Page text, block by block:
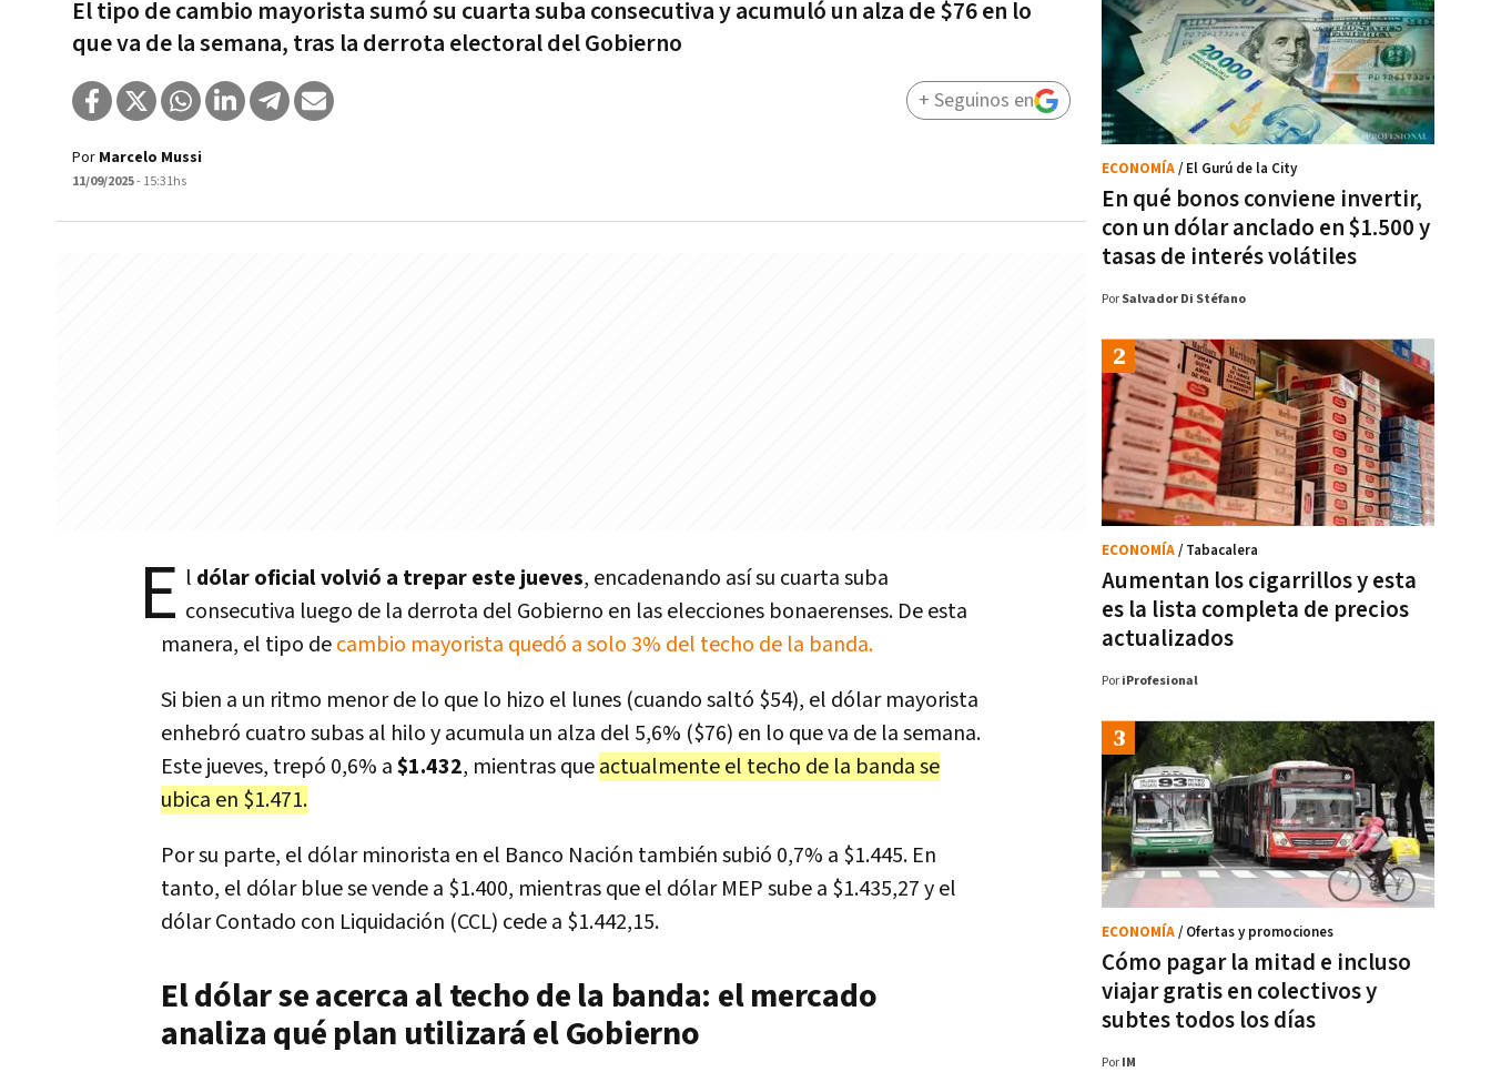
El tipo de cambio mayorista sumó su cuarta suba consecutiva y acumuló un alza de $76 en lo
que va de la semana, tras la derrota electoral del Gobierno
Por Marcelo Mussi
11/09/2025- 15:31hs
+ Seguinos en
E l dólar oficial volvió a trepar este jueves, encadenando así su cuarta suba
consecutiva luego de la derrota del Gobierno en las elecciones bonaerenses. De esta
manera, el tipo decambio mayorista quedó a solo 3% del techo de la banda.
Si bien a un ritmo menor de lo que lo hizo el lunes (cuando saltó $54), el dólar mayorista
enhebró cuatro subas al hilo y acumula un alza del 5,6% ($76) en lo que va de la semana.
Este jueves, trepó 0,6% a$1.432, mientras queactualmente el techo de la banda se
ubica en $1.471.
Por su parte, el dólar minorista en el Banco Nación también subió 0,7% a $1.445. En
tanto, el dólar blue se vende a $1.400, mientras que el dólar MEP sube a $1.435,27 y el
dólar Contado con Liquidación (CCL) cede a $1.442,15.
El dólar se acerca al techo de la banda: el mercado
analiza qué plan utilizará el Gobierno
En qué bonos conviene invertir,
con un dólar anclado en $1.500 y
tasas de interés volátiles
ECONOMÍA/ El Gurú de la City
Por Salvador Di Stéfano
Aumentan los cigarrillos y esta
es la lista completa de precios
actualizados
ECONOMÍA/ Tabacalera
Por iProfesional
Cómo pagar la mitad e incluso
viajar gratis en colectivos y
subtes todos los días
ECONOMÍA/ Ofertas y promociones
Por IM